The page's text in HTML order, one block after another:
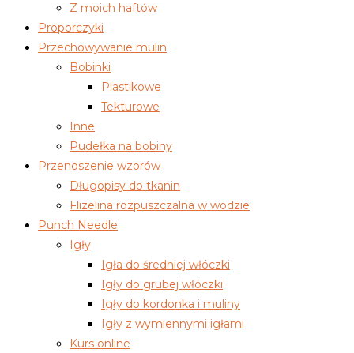
Z moich haftów
Proporczyki
Przechowywanie mulin
Bobinki
Plastikowe
Tekturowe
Inne
Pudełka na bobiny
Przenoszenie wzorów
Długopisy do tkanin
Flizelina rozpuszczalna w wodzie
Punch Needle
Igły
Igła do średniej włóczki
Igły do grubej włóczki
Igły do kordonka i muliny
Igły z wymiennymi igłami
Kurs online